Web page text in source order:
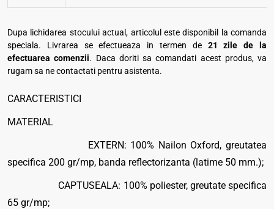
Dupa lichidarea stocului actual, articolul este disponibil la comanda
speciala. Livrarea se efectueaza in termen de 21 zile de la
efectuarea comenzii. Daca doriti sa comandati acest produs, va
rugam sa ne contactati pentru asistenta.
CARACTERISTICI
MATERIAL
EXTERN: 100% Nailon Oxford, greutatea
specifica 200 gr/mp, banda reflectorizanta (latime 50 mm.);
CAPTUSEALA: 100% poliester, greutate specifica
65 gr/mp;